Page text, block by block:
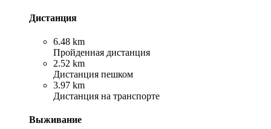
Дистанция
6.48 km
Пройденная дистанция
2.52 km
Дистанция пешком
3.97 km
Дистанция на транспорте
Выживание